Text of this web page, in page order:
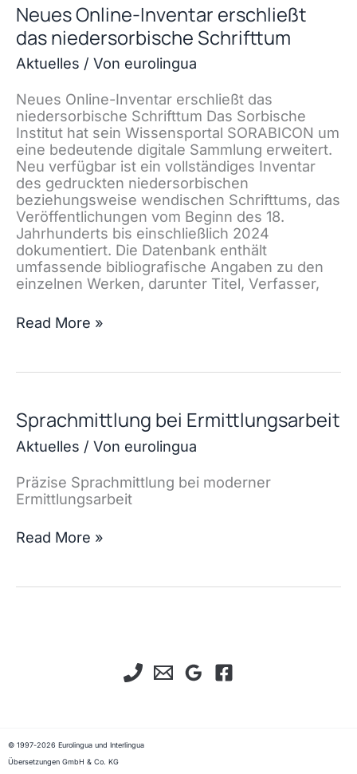
verarbeitet
Neues Online-Inventar erschließt
das niedersorbische Schrifttum
Aktuelles / Von eurolingua
Neues Online-Inventar erschließt das
niedersorbische Schrifttum Das Sorbische
Institut hat sein Wissensportal SORABICON um
eine bedeutende digitale Sammlung erweitert.
Neu verfügbar ist ein vollständiges Inventar
des gedruckten niedersorbischen
beziehungsweise wendischen Schrifttums, das
Veröffentlichungen vom Beginn des 18.
Jahrhunderts bis einschließlich 2024
dokumentiert. Die Datenbank enthält
umfassende bibliografische Angaben zu den
einzelnen Werken, darunter Titel, Verfasser,
Neues
erschließt
Schrifttum
Read More »
Sprachmittlung bei Ermittlungsarbeit
Aktuelles / Von eurolingua
Präzise Sprachmittlung bei moderner
Ermittlungsarbeit
Sprachmittlung
Read More »
© 1997-2026 Eurolingua und Interlingua
Übersetzungen GmbH & Co. KG